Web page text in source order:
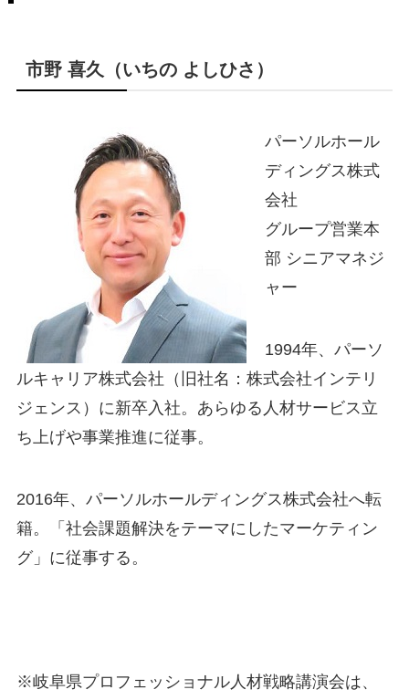
市野 喜久（いちの よしひさ）
パーソルホール
ディングス株式
会社
グループ営業本
部 シニアマネジ
ャー
1994年、パーソ
ルキャリア株式会社（旧社名：株式会社インテリ
ジェンス）に新卒入社。あらゆる人材サービス立
ち上げや事業推進に従事。
2016年、パーソルホールディングス株式会社へ転
籍。「社会課題解決をテーマにしたマーケティン
グ」に従事する。
※岐阜県プロフェッショナル人材戦略講演会は、